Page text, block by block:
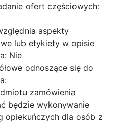
ofert częściowych:
aspekty
lub etykiety w opisie
Nie
odnoszące się do
zamówienia
będzie wykonywanie
opiekuńczych dla osób z